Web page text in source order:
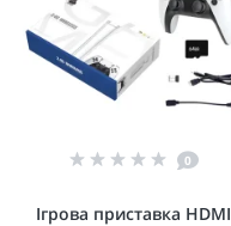
0
Ігрова приставка HDMI